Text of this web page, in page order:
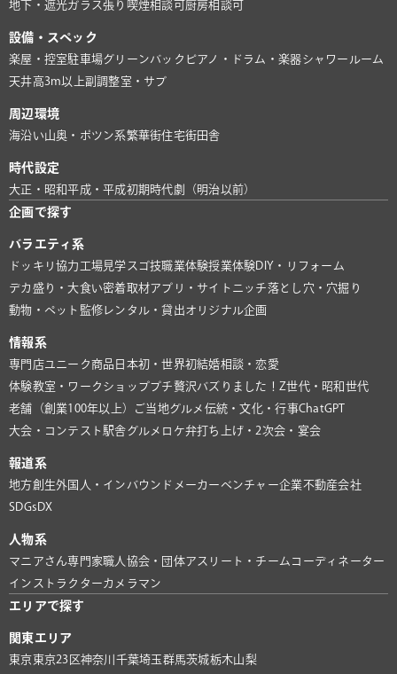
地下・遮光ガラス張り 喫煙相談可厨房相談可
設備・スペック
楽屋・控室駐車場グリーンバック ピアノ・ドラム・楽器シャワールーム
天井高3m以上副調整室・サブ
周辺環境
海沿い山奥・ポツン系繁華街住宅街田舎
時代設定
大正・昭和平成・平成初期時代劇（明治以前）
企画で探す
バラエティ系
ドッキリ協力 工場見学 スゴ技職業体験授業体験DIY・リフォーム
デカ盛り・大食い密着取材アプリ・サイト ニッチ落とし穴・穴掘り
動物・ペット 監修レンタル・貸出オリジナル企画
情報系
専門店ユニーク商品 日本初・世界初結婚相談・恋愛
体験教室・ワークショッププチ贅沢バズりました！ Z世代・昭和世代
老舗（創業100年以上）
ご当地グルメ 伝統・文化・行事ChatGPT
大会・コンテスト 駅舎グルメ ロケ弁打ち上げ・2次会・宴会
報道系
地方創生外国人・インバウンド メーカー ベンチャー企業不動産会社
SDGsDX
人物系
マニアさん専門家職人 協会・団体アスリート・チーム コーディネーター
インストラクターカメラマン
エリアで探す
関東エリア
東京東京23区神奈川 千葉埼玉群馬茨城栃木山梨